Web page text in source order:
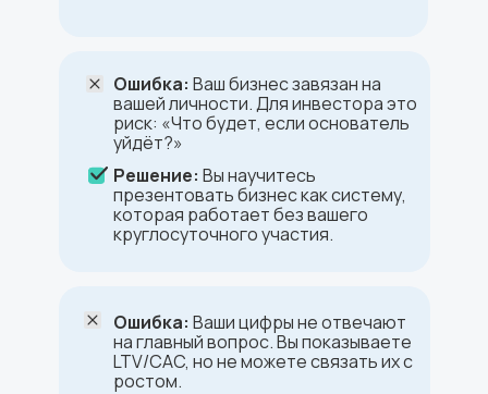
Решение: Вы научитесь
презентовать бизнес как систему,
которая работает без вашего
круглосуточного участия.
Ошибка: Ваш бизнес завязан на
вашей личности. Для инвестора это
риск: «Что будет, если основатель
уйдёт?»
Ошибка: Ваши цифры не отвечают
на главный вопрос. Вы показываете
LTV/CAC, но не можете связать их с
ростом.